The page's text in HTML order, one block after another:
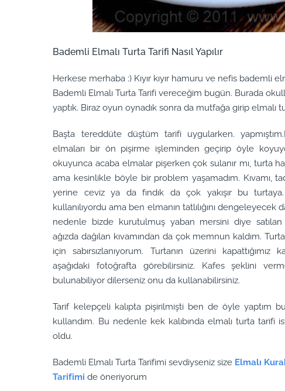
Bademli Elmalı Turta Tarifi Nasıl Yapılır
Herkese merhaba :) Kıyır kıyır hamuru ve nefis bademli
Bademli Elmalı Turta Tarifi vereceğim bugün. Burada
yaptık. Biraz oyun oynadık sonra da mutfağa girip elmalı
Başta tereddüte düştüm tarifi uygularken.
elmaları bir ön pişirme işleminden geçirip öyle
okuyunca acaba elmalar pişerken çok sulanır mı, turta
ama kesinlikle böyle bir problem yaşamadım. Kıvamı,
yerine ceviz ya da fındık da çok yakışır bu
kullanılıyordu ama ben elmanın tatlılığını
nedenle bizde kurutulmuş yaban mersini diye
ağızda dağılan kıvamından da çok memnun kaldım.
için sabırsızlanıyorum. Turtanın üzerini kapattığımız
aşağıdaki fotoğrafta görebilirsiniz. Kafes şeklini
bulunabiliyor dilerseniz onu da kullanabilirsiniz.
Tarif kelepçeli kalıpta pişirilmişti ben de öyle yaptım
kullandım. Bu nedenle kek kalıbında elmalı turta
oldu.
Bademli Elmalı Turta Tarifimi sevdiyseniz size Elmalı
Tarifimi de öneriyorum